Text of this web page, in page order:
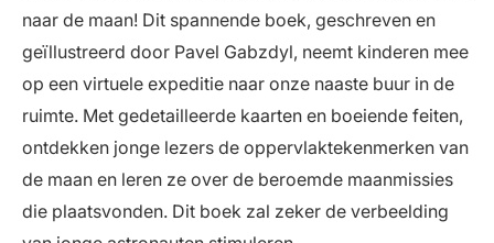
naar de maan! Dit spannende boek, geschreven en
geïllustreerd door Pavel Gabzdyl, neemt kinderen mee
op een virtuele expeditie naar onze naaste buur in de
ruimte. Met gedetailleerde kaarten en boeiende feiten,
ontdekken jonge lezers de oppervlaktekenmerken van
de maan en leren ze over de beroemde maanmissies
die plaatsvonden. Dit boek zal zeker de verbeelding